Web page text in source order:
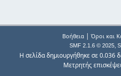
Βοήθεια| Όροι και
SMF 2.1.6 © 2025,
Η σελίδα δημιουργήθηκε σε 0.036
Μετρητής